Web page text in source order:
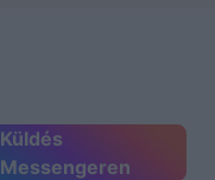
Küldés
Messengeren